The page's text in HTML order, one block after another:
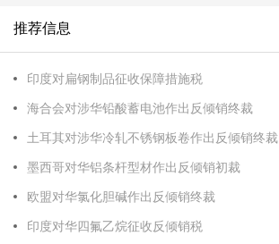
推荐信息
印度对扁钢制品征收保障措施税
海合会对涉华铅酸蓄电池作出反倾销终裁
土耳其对涉华冷轧不锈钢板卷作出反倾销终裁
墨西哥对华铝条杆型材作出反倾销初裁
欧盟对华氯化胆碱作出反倾销终裁
印度对华四氟乙烷征收反倾销税